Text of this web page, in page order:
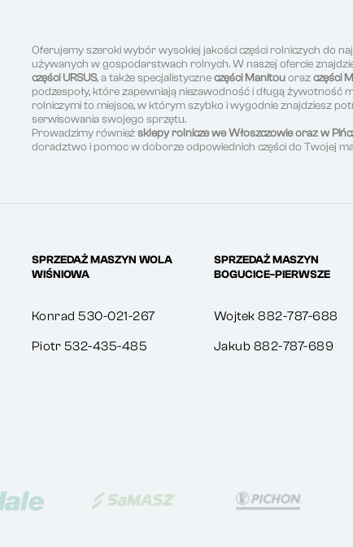
Oferujemy szeroki wybór wysokiej jakości części rolniczych do
używanych w gospodarstwach rolnych. W naszej ofercie
części URSUS, a także specjalistyczneczęści Manitouorazczęści
podzespoły, które zapewniają niezawodność i długą żywotność
rolniczymi to miejsce, w którym szybko i wygodnie znajdziesz
serwisowania swojego sprzętu.
Prowadzimy równieżsklepy rolnicze we Włoszczowie oraz w
doradztwo i pomoc w doborze odpowiednich części do Twojej
SPRZEDAŻ MASZYN WOLA
WIŚNIOWA
Konrad 530-021-267
Piotr 532-435-485
SPRZEDAŻ MASZYN
BOGUCICE-PIERWSZE
Wojtek 882-787-688
Jakub 882-787-689